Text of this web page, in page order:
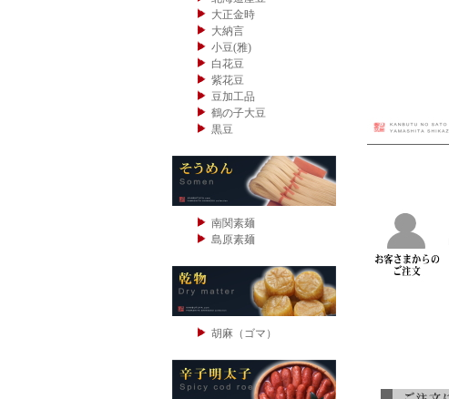
大正金時
大納言
小豆(雅)
白花豆
紫花豆
豆加工品
鶴の子大豆
黒豆
南関素麺
島原素麺
胡麻（ゴマ）